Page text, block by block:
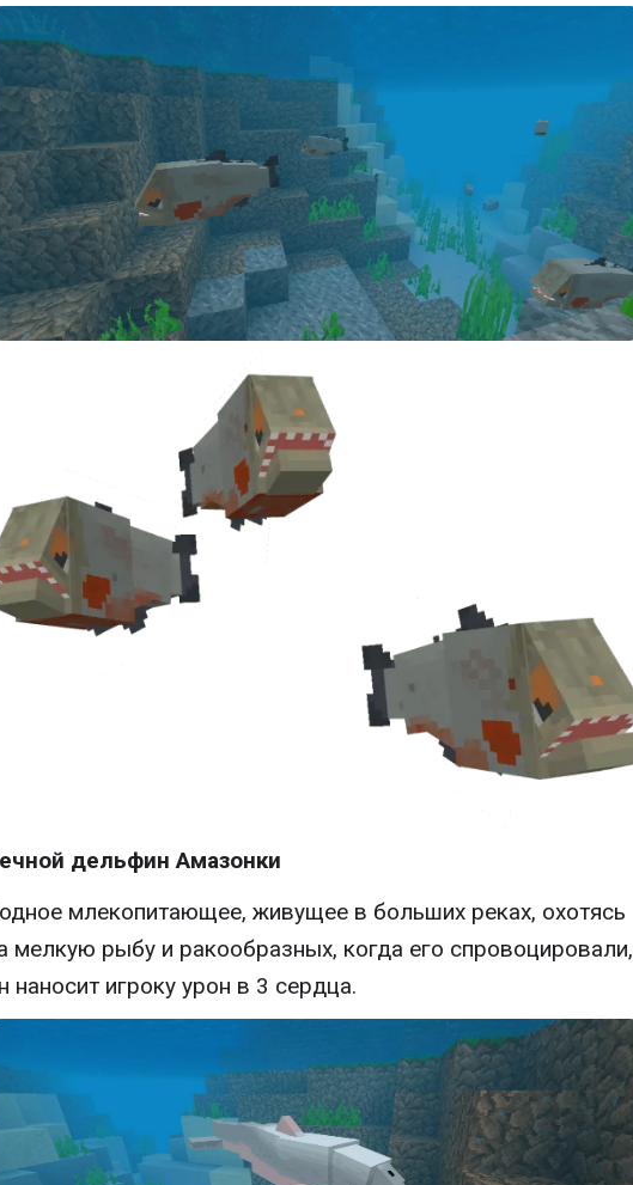
дельфин Амазонки
млекопитающее, живущее в больших реках, охотясь
мелкую рыбу и ракообразных, когда его спровоцировали,
наносит игроку урон в 3 сердца.